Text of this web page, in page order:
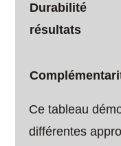
Durabilité
résultats
Ce tableau
différentes